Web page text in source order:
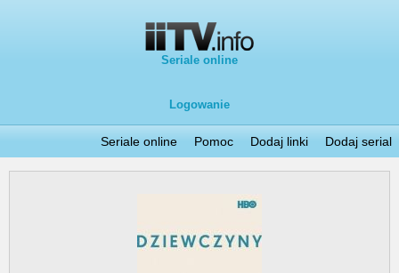
Seriale online
Logowanie
Seriale online Pomoc Dodaj linki Dodaj serial